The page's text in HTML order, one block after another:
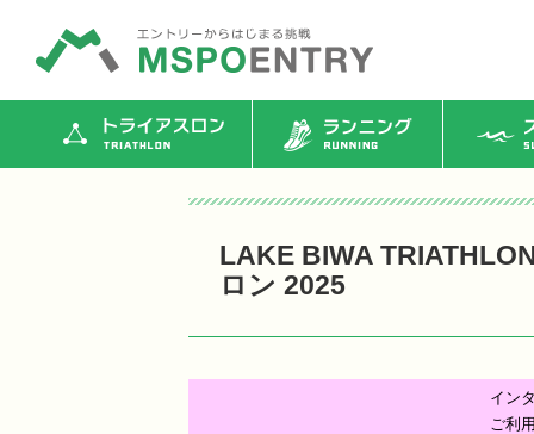
トライアスロン ランニング ス
LAKE BIWA
ロン 2025
イン
ご利